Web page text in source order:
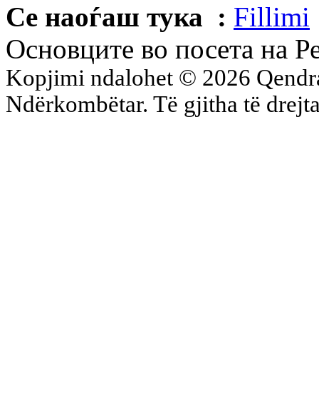
Се наоѓаш тука : Fillimi
Основците во посета на
Kopjimi ndalohet © 2026
Ndërkombëtar. Të gjitha të